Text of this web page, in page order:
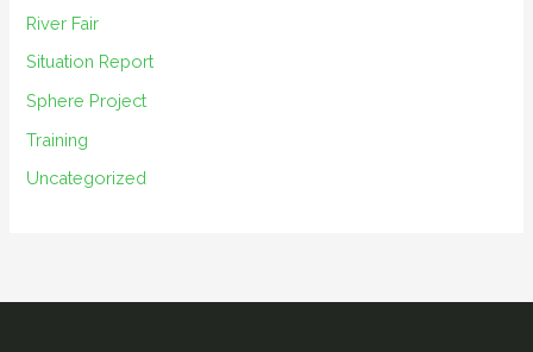
River Fair
Situation Report
Sphere Project
Training
Uncategorized